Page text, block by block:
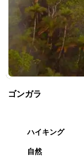
ゴンガラ
ハイキング
自然